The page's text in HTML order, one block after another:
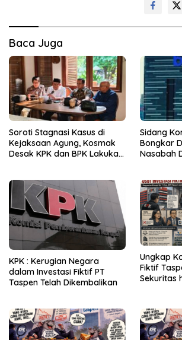
Baca Juga
Soroti Stagnasi Kasus di
Kejaksaan Agung, Kosmak
Desak KPK dan BPK Lakukan
Sidang
Bongkar
Nasabah
KPK : Kerugian Negara
dalam Investasi Fiktif PT
Taspen Telah Dikembalikan
Ungkap
Fiktif
Sekuritas